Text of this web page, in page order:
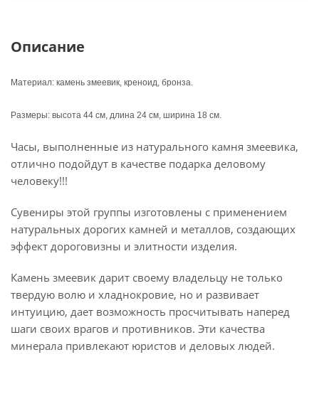
Описание
Материал: камень змеевик, креноид, бронза.
Размеры: высота 44 см, длина 24 см, ширина 18 см.
Часы, выполненные из натурального камня змеевика,
отлично подойдут в качестве подарка деловому
человеку!!!
Сувениры этой группы изготовлены с применением
натуральных дорогих камней и металлов, создающих
эффект дороговизны и элитности изделия.
Камень змеевик дарит своему владельцу не только
твердую волю и хладнокровие, но и развивает
интуицию, дает возможность просчитывать наперед
шаги своих врагов и противников. Эти качества
минерала привлекают юристов и деловых людей.